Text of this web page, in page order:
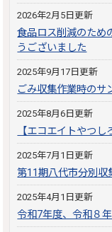
2026年2月5日更新
食品ロス削減のため
うございました
2025年9月17日更新
ごみ収集作業時のサ
2025年8月6日更新
【エコエイトやつ
2025年7月1日更新
第11期八代市分別収
2025年4月1日更新
令和7年度、令和８